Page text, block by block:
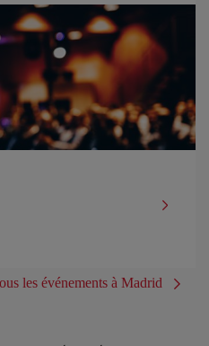
les événements à Madrid